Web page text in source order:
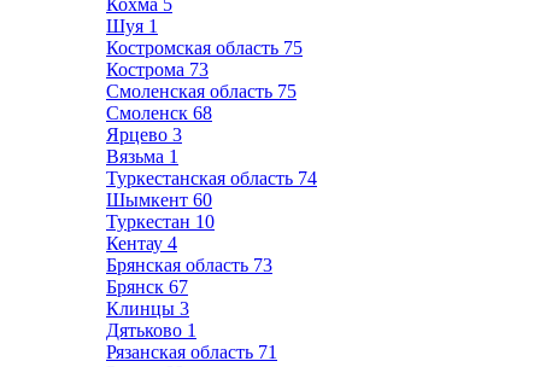
Кохма 5
Шуя 1
Костромская область 75
Кострома 73
Смоленская область 75
Смоленск 68
Ярцево 3
Вязьма 1
Туркестанская область 74
Шымкент 60
Туркестан 10
Кентау 4
Брянская область 73
Брянск 67
Клинцы 3
Дятьково 1
Рязанская область 71